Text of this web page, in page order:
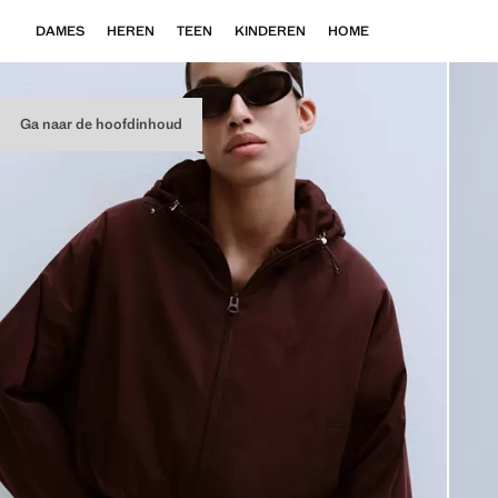
Ga naar de hoofdinhoud
DAMES HEREN TEEN KINDEREN HOME